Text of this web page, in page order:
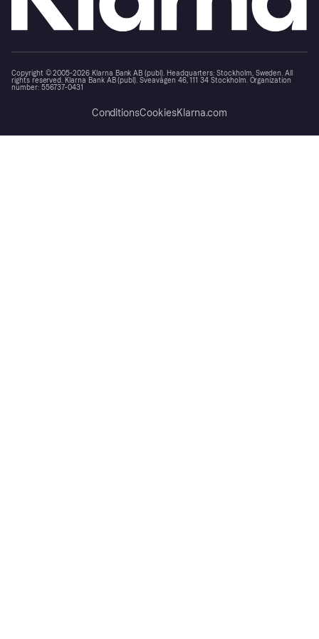
Copyright © 2005-2026 Klarna Bank AB (publ). Headquarters: Stockholm, Sweden. All
rights reserved. Klarna Bank AB (publ). Sveavägen 46, 111 34 Stockholm. Organization
number: 556737-0431
ConditionsCookiesKlarna.com